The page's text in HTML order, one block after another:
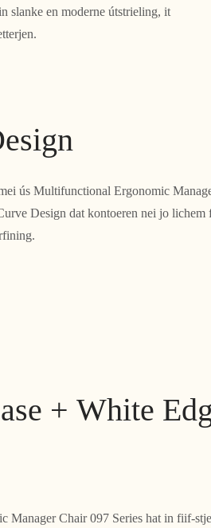
slanke en moderne útstrieling, it
ús Multifunctional Ergonomic
Design dat kontoeren nei jo lichem
+ White
Manager Chair 097 Series hat in fiif-